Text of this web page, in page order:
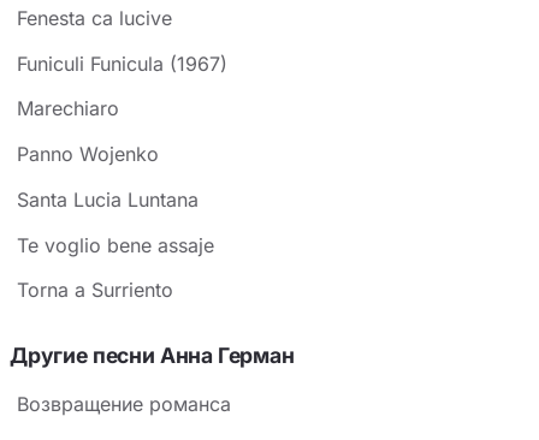
Fenesta ca lucive
Funiculi Funicula (1967)
Marechiaro
Panno Wojenko
Santa Lucia Luntana
Te voglio bene assaje
Torna a Surriento
Другие песни Анна Герман
Возвращение романса